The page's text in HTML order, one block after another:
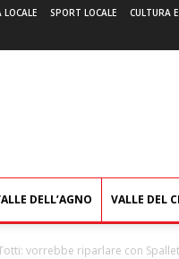
LOCALE SPORT LOCALE CULTURA
DELL’AGNO VALLE DEL
vorrebbe riparlare con